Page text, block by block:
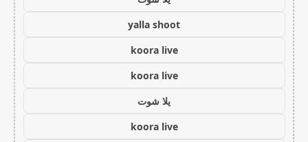
yalla shoot
koora live
koora live
يلا شوت
koora live